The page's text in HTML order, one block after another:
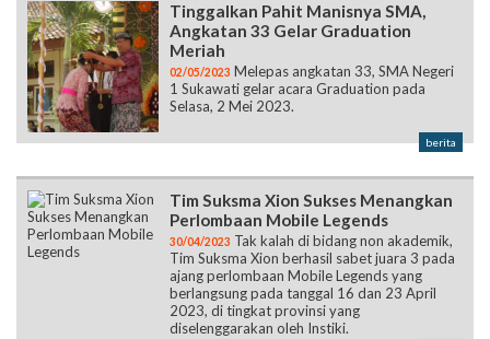
Tinggalkan Pahit Manisnya SMA,
Angkatan 33 Gelar Graduation
Meriah
02/05/2023 Melepas angkatan 33, SMA Negeri
1 Sukawati gelar acara Graduation pada
Selasa, 2 Mei 2023.
berita
Tim Suksma Xion Sukses Menangkan
Perlombaan Mobile Legends
30/04/2023 Tak kalah di bidang non akademik,
Tim Suksma Xion berhasil sabet juara 3 pada
ajang perlombaan Mobile Legends yang
berlangsung pada tanggal 16 dan 23 April
2023, di tingkat provinsi yang
diselenggarakan oleh Instiki.